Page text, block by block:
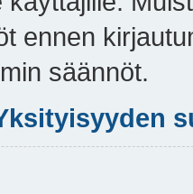
ennen
säännöt.